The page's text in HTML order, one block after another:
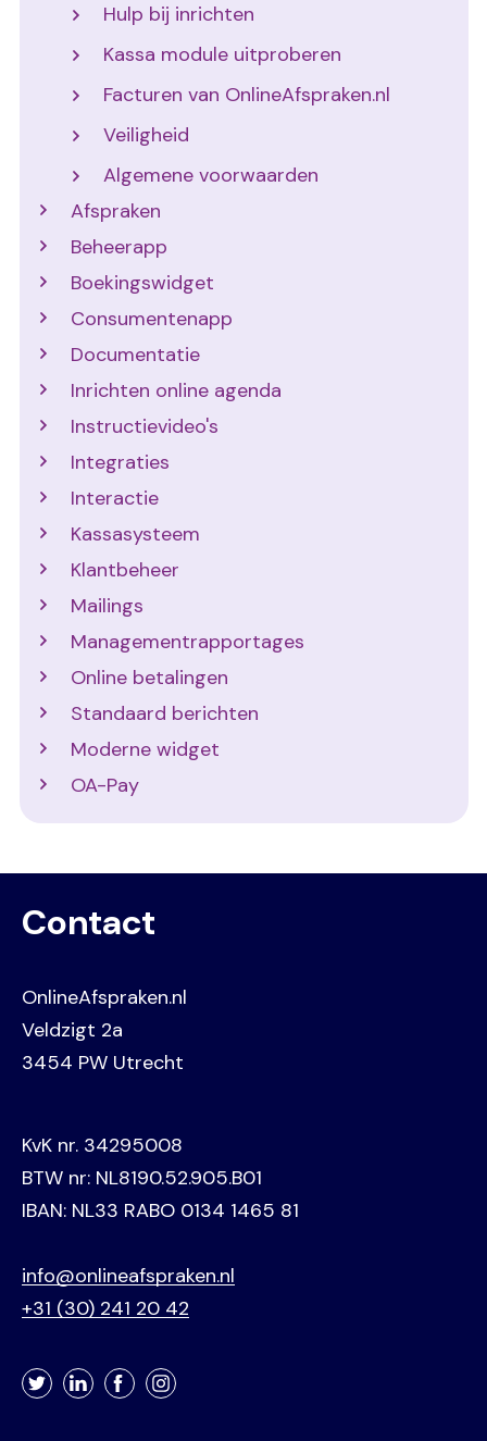
Hulp bij inrichten
Kassa module uitproberen
Facturen van OnlineAfspraken.nl
Veiligheid
Algemene voorwaarden
Afspraken
Beheerapp
Boekingswidget
Consumentenapp
Documentatie
Inrichten online agenda
Instructievideo's
Integraties
Interactie
Kassasysteem
Klantbeheer
Mailings
Managementrapportages
Online betalingen
Standaard berichten
Moderne widget
OA-Pay
Contact
OnlineAfspraken.nl
Veldzigt 2a
3454 PW Utrecht
KvK nr. 34295008
BTW nr: NL8190.52.905.B01
IBAN: NL33 RABO 0134 1465 81
info@onlineafspraken.nl
+31 (30) 241 20 42
TwitterLinkedInFacebookInstagram